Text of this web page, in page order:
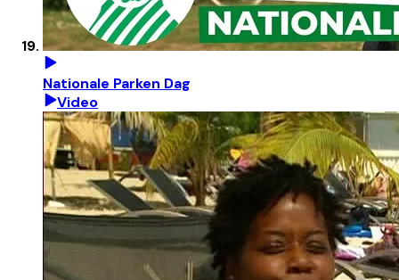
Nationale Parken Dag
Video